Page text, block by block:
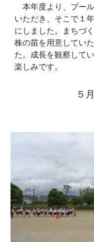
本年度より、プー
いただき、そこで１
にしました。まちづ
株の苗を用意してい
た。成長を観察して
楽しみです。
５